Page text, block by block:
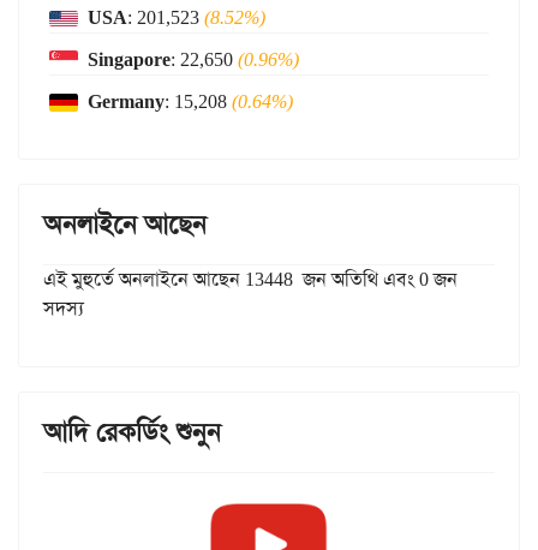
USA: 201,523(8.52%)
Singapore: 22,650(0.96%)
Germany: 15,208(0.64%)
অনলাইনে আছেন
এই মুহুর্তে অনলাইনে আছেন 13448 জন অতিথি এবং 0 জন
সদস্য
আদি রেকর্ডিং শুনুন